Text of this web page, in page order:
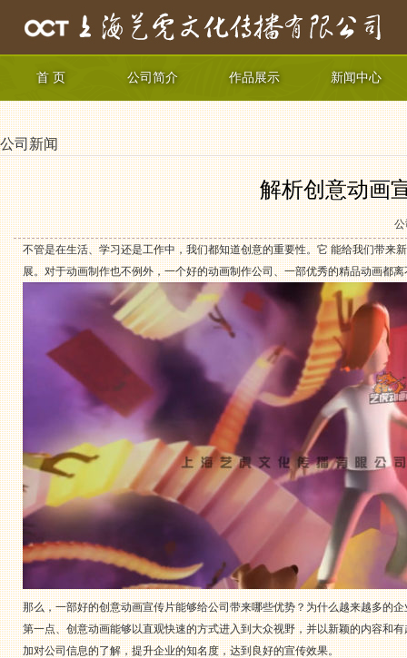
首 页 公司简介 作品展示 新闻中心
公司新闻
解析创意动画
公
不管是在生活、学习还是工作中，我们都知道创意的重要性。它 能给我们带
展。对于动画制作也不例外，一个好的动画制作公司、一部优秀的精品动画都
那么，一部好的创意动画宣传片能够给公司带来哪些优势？为什么越来越多的
第一点、创意动画能够以直观快速的方式进入到大众视野，并以新颖的内容和
加对公司信息的了解，提升企业的知名度，达到良好的宣传效果。